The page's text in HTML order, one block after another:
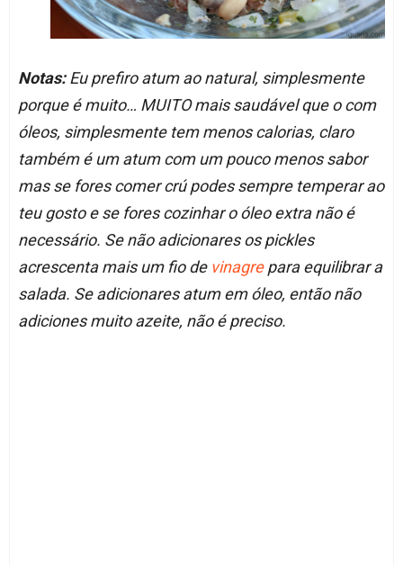
Notas:Eu prefiro atum ao natural, simplesmente
porque é muito… MUITO mais saudável que o com
óleos, simplesmente tem menos calorias, claro
também é um atum com um pouco menos sabor
mas se fores comer crú podes sempre temperar ao
teu gosto e se fores cozinhar o óleo extra não é
necessário. Se não adicionares os pickles
acrescenta mais um fio de vinagrepara equilibrar a
salada. Se adicionares atum em óleo, então não
adiciones muito azeite, não é preciso.